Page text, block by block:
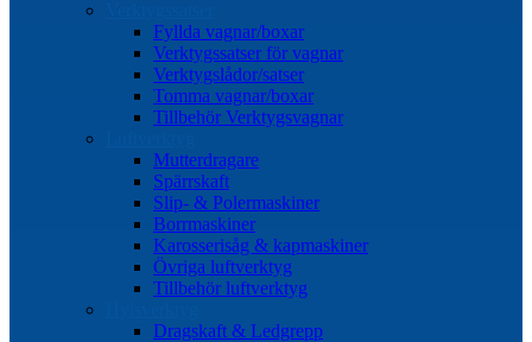
Fyllda vagnar/boxar
Verktygssatser för vagnar
Verktygslådor/satser
Tomma vagnar/boxar
Tillbehör Verktygsvagnar
Mutterdragare
Spärrskaft
Slip- & Polermaskiner
Borrmaskiner
Karosserisåg & kapmaskiner
Övriga luftverktyg
Tillbehör luftverktyg
Dragskaft & Ledgrepp